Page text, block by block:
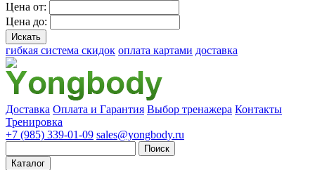
Цена от:
Цена до:
гибкая система скидок оплата картами доставка
Доставка Оплата и Гарантия Выбор тренажера Контакты
Тренировка
+7 (985) 339-01-09 sales@yongbody.ru
Поиск
Каталог